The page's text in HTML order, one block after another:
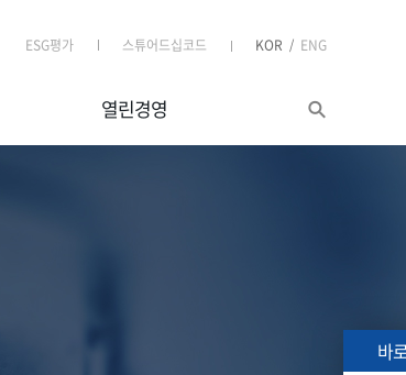
ESG평가 스튜어드십코드 KOR / ENG
열린경영
바